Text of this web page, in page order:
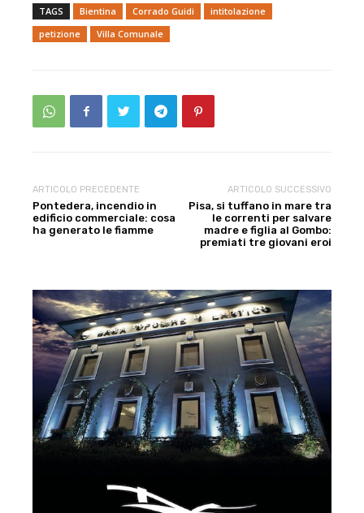
TAGS Bientina Corrado Guidi
intitolazione
petizione
Villa Comunale
ARTICOLO PRECEDENTE
Pontedera, incendio in
edificio commerciale: cosa
ha generato le fiamme
ARTICOLO SUCCESSIVO
Pisa, si tuffano in mare tra
le correnti per salvare
madre e figlia al Gombo:
premiati tre giovani eroi